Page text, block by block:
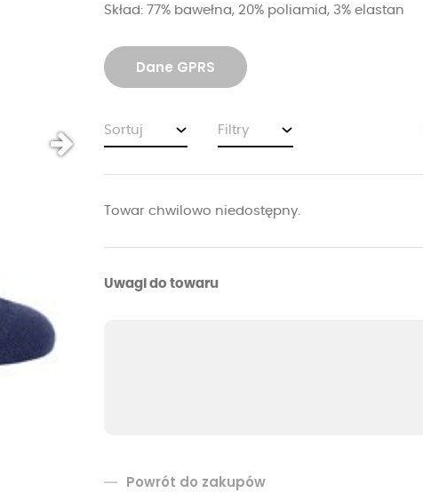
Skład: 77% bawełna, 20% poliamid, 3% elastan
Dane GPRS
Sortuj Filtry
Towar chwilowo niedostępny.
Uwagi do towaru
Powrót do zakupów